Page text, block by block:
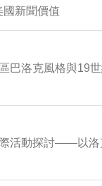
國新聞價值
巴洛克風格與19
活動探討——以洛